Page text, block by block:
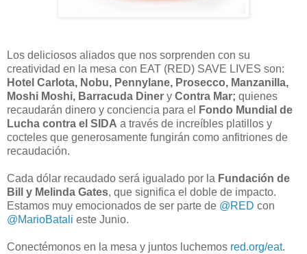
Los deliciosos aliados que nos sorprenden con su
creatividad en la mesa con EAT (RED) SAVE LIVES son:
Hotel Carlota, Nobu, Pennylane, Prosecco, Manzanilla,
Moshi Moshi, Barracuda Diner y Contra Mar; quienes
recaudarán dinero y conciencia para el
Fondo Mundial de
Lucha contra el SIDA a través de increíbles platillos y
cocteles que generosamente fungirán como anfitriones de
recaudación.
Cada dólar recaudado será igualado por la Fundación de
Bill y Melinda Gates, que significa el doble de impacto.
Estamos muy emocionados de ser parte de @RED con
@MarioBatali este Junio.
Conectémonos en la mesa y juntos luchemos red.org/eat.